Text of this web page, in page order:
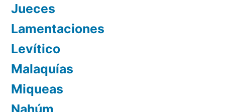
Jueces
Lamentaciones
Levítico
Malaquías
Miqueas
Nahúm